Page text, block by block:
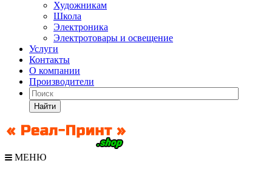
Художникам
Школа
Электроника
Электротовары и освещение
Услуги
Контакты
О компании
Производители
Найти
МЕНЮ